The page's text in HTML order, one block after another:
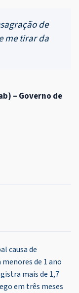
de
me tirar da
– Governo de
causa de
de 1 ano
mais de 1,7
em três meses